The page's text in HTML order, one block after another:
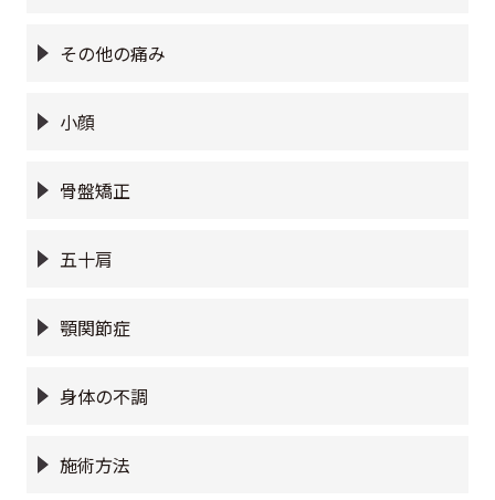
その他の痛み
小顔
骨盤矯正
五十肩
顎関節症
身体の不調
施術方法